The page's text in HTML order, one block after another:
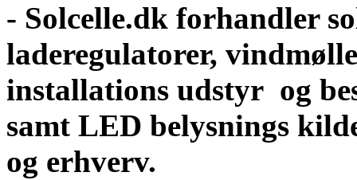
- Solcelle.dk forhandler
laderegulatorer,
installations udstyr og
samt LED belysnings
og erhverv.